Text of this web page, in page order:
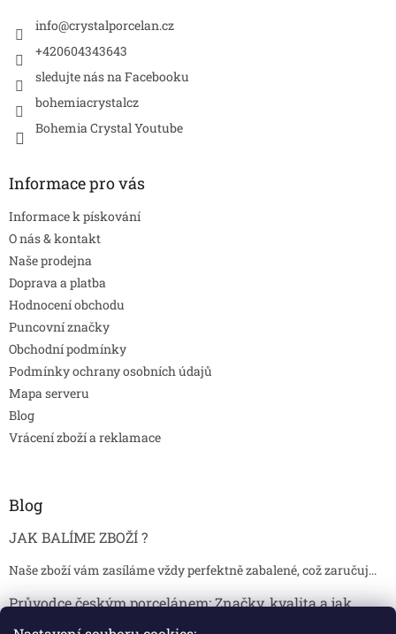
info@crystalporcelan.cz
+420604343643
sledujte nás na Facebooku
bohemiacrystalcz
Bohemia Crystal Youtube
Informace pro vás
Informace k pískování
O nás & kontakt
Naše prodejna
Doprava a platba
Hodnocení obchodu
Puncovní značky
Obchodní podmínky
Podmínky ochrany osobních údajů
Mapa serveru
Blog
Vrácení zboží a reklamace
Blog
JAK BALÍME ZBOŽÍ ?
Naše zboží vám zasíláme vždy perfektně zabalené, což zaručuj...
Průvodce českým porcelánem: Značky, kvalita a jak